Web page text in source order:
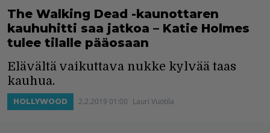
The Walking Dead -kaunottaren
kauhuhitti saa jatkoa – Katie Holmes
tulee tilalle pääosaan
Elävältä vaikuttava nukke kylvää taas
kauhua.
HOLLYWOOD 2.2.2019 01:00 Lauri Vuotila